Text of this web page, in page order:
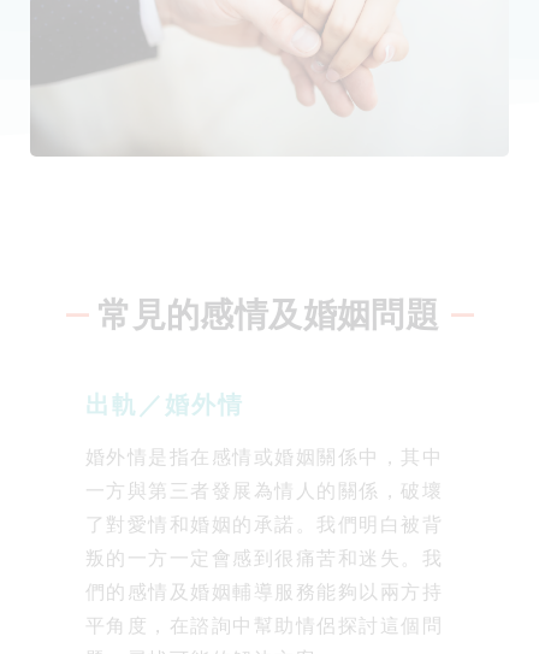
— 常見的感情及婚姻問題 —
出軌／婚外情
婚外情是指在感情或婚姻關係中，其中
一方與第三者發展為情人的關係，破壞
了對愛情和婚姻的承諾。我們明白被背
叛的一方一定會感到很痛苦和迷失。我
們的感情及婚姻輔導服務能夠以兩方持
平角度，在諮詢中幫助情侶探討這個問